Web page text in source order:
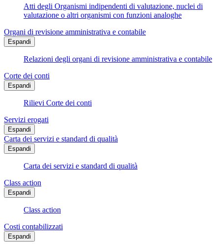
Atti degli Organismi indipendenti di valutazione, nuclei di
valutazione o altri organismi con funzioni analoghe
Organi di revisione amministrativa e contabile
Espandi
Relazioni degli organi di revisione amministrativa e contabile
Corte dei conti
Espandi
Rilievi Corte dei conti
Servizi erogati
Espandi
Carta dei servizi e standard di qualità
Espandi
Carta dei servizi e standard di qualità
Class action
Espandi
Class action
Costi contabilizzati
Espandi